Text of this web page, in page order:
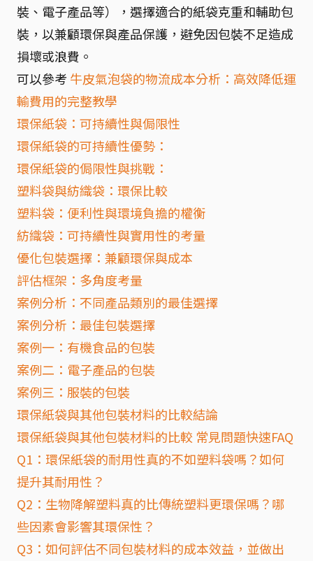
裝、電子產品等），選擇適合的紙袋克重和輔助包
裝，以兼顧環保與產品保護，避免因包裝不足造成
損壞或浪費。
可以參考 牛皮氣泡袋的物流成本分析：高效降低運
輸費用的完整教學
環保紙袋：可持續性與侷限性
環保紙袋的可持續性優勢：
環保紙袋的侷限性與挑戰：
塑料袋與紡織袋：環保比較
塑料袋：便利性與環境負擔的權衡
紡織袋：可持續性與實用性的考量
優化包裝選擇：兼顧環保與成本
評估框架：多角度考量
案例分析：不同產品類別的最佳選擇
案例分析：最佳包裝選擇
案例一：有機食品的包裝
案例二：電子產品的包裝
案例三：服裝的包裝
環保紙袋與其他包裝材料的比較結論
環保紙袋與其他包裝材料的比較 常見問題快速FAQ
Q1：環保紙袋的耐用性真的不如塑料袋嗎？如何
提升其耐用性？
Q2：生物降解塑料真的比傳統塑料更環保嗎？哪
些因素會影響其環保性？
Q3：如何評估不同包裝材料的成本效益，並做出